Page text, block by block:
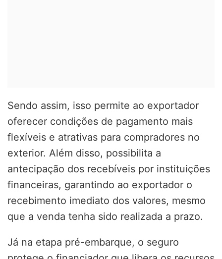
Sendo assim, isso permite ao exportador
oferecer condições de pagamento mais
flexíveis e atrativas para compradores no
exterior. Além disso, possibilita a
antecipação dos recebíveis por instituições
financeiras, garantindo ao exportador o
recebimento imediato dos valores, mesmo
que a venda tenha sido realizada a prazo.
Já na etapa pré-embarque, o seguro